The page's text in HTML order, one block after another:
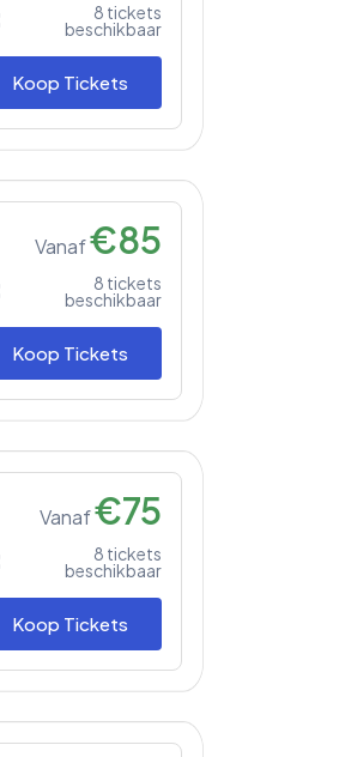
8 tickets
beschikbaar
Koop Tickets
Vanaf€85
8 tickets
beschikbaar
Koop Tickets
Vanaf€75
8 tickets
beschikbaar
Koop Tickets